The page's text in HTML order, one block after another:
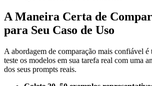
A Maneira Certa de
para Seu Caso de Uso
A abordagem de comparação mais confiável é
teste os modelos em sua tarefa real com uma
dos seus prompts reais.